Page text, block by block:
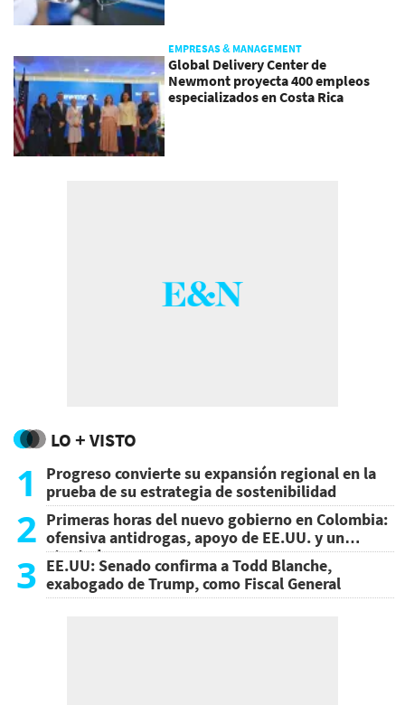
EMPRESAS & MANAGEMENT
Global Delivery Center de
Newmont proyecta 400 empleos
especializados en Costa Rica
LO + VISTO
1
Progreso convierte su expansión regional en la
prueba de su estrategia de sostenibilidad
2 Primeras horas del nuevo gobierno en Colombia:
ofensiva antidrogas, apoyo de EE.UU. y un
atentado
3 EE.UU: Senado confirma a Todd Blanche,
exabogado de Trump, como Fiscal General